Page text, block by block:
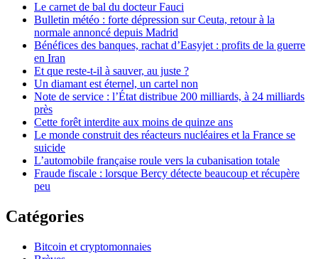
Le carnet de bal du docteur Fauci
Bulletin météo : forte dépression sur Ceuta, retour à la
normale annoncé depuis Madrid
Bénéfices des banques, rachat d’Easyjet : profits de la guerre
en Iran
Et que reste-t-il à sauver, au juste ?
Un diamant est éternel, un cartel non
Note de service : l’État distribue 200 milliards, à 24 milliards
près
Cette forêt interdite aux moins de quinze ans
Le monde construit des réacteurs nucléaires et la France se
suicide
L’automobile française roule vers la cubanisation totale
Fraude fiscale : lorsque Bercy détecte beaucoup et récupère
peu
Catégories
Bitcoin et cryptomonnaies